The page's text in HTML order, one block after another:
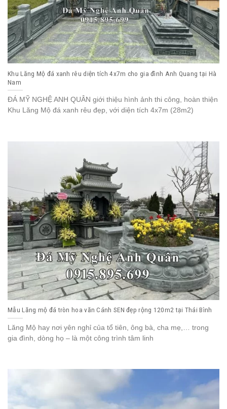
Khu Lăng Mộ đá xanh rêu diện tích 4x7m cho gia đình Anh Quang tại Hà
Nam
ĐÁ MỸ NGHỆ ANH QUÂN giới thiệu hình ảnh thi công, hoàn thiện
Khu Lăng Mộ đá xanh rêu đẹp, với diện tích 4x7m (28m2)
Mẫu Lăng mộ đá tròn hoa văn Cánh SEN đẹp rộng 120m2 tại Thái Bình
Lăng Mộ hay nơi yên nghỉ của tổ tiên, ông bà, cha mẹ,… trong
gia đình, dòng họ – là một công trình tâm linh